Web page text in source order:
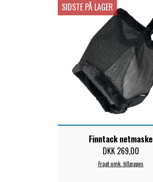
SIDSTE PÅ LAGER
Finntack netmaske
DKK 269,00
Fragt omk. tillægges